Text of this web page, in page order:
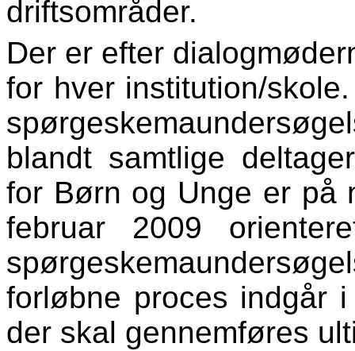
driftsområder.
Der er efter
for hver institution/
blandt samtlige
for Børn og Unge er på
februar 2009
forløbne proces indgår
der skal gennemføres